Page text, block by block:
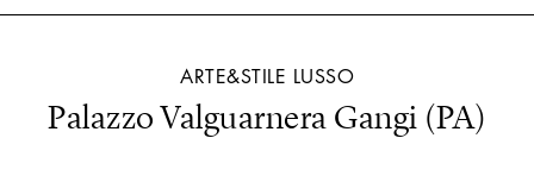
ARTE&STILE LUSSO
Palazzo Valguarnera Gangi (PA)